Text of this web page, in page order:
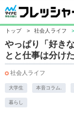
トップ > 社会人ライフ >
やっぱり「好き
とと仕事は分け
社会人ライフ
大学生 本音コラム.
暮らし